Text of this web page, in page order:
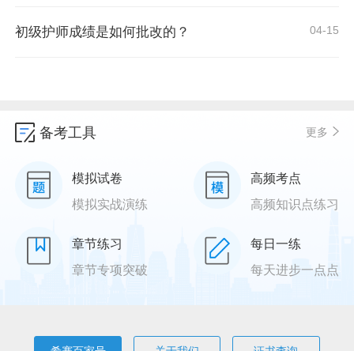
初级护师成绩是如何批改的？ 04-15
备考工具 更多
模拟试卷
模拟实战演练
高频考点
高频知识点练习
章节练习
章节专项突破
每日一练
每天进步一点点